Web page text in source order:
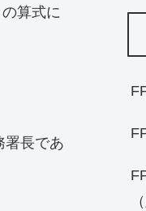
の算式に
署長であ